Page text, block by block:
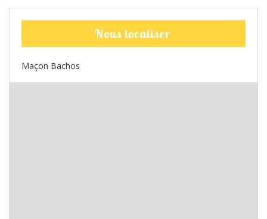
Nous localiser
Maçon Bachos